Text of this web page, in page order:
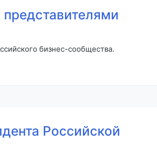
бизнес-сообщества.
Российской